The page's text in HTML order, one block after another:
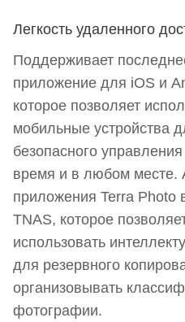
Легкость удаленного
Поддерживает
приложение для iOS и
которое позволяет
мобильные устройства
безопасного
время и в любом месте.
приложения Terra Photo
TNAS, которое
использовать
для резервного
организовывать
фотографии.